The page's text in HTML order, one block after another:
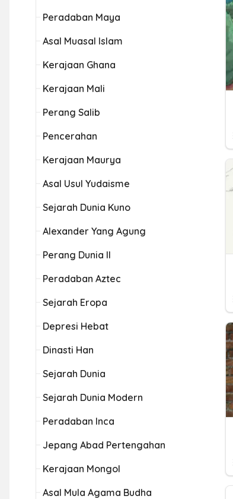
Peradaban Maya
Asal Muasal Islam
Kerajaan Ghana
Kerajaan Mali
Perang Salib
Pencerahan
Kerajaan Maurya
Asal Usul Yudaisme
Sejarah Dunia Kuno
Alexander Yang Agung
Perang Dunia II
Peradaban Aztec
Sejarah Eropa
Depresi Hebat
Dinasti Han
Sejarah Dunia
Sejarah Dunia Modern
Peradaban Inca
Jepang Abad Pertengahan
Kerajaan Mongol
Asal Mula Agama Budha